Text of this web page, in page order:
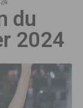
du
2024